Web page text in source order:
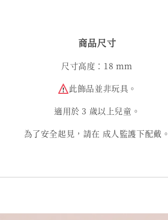
商品尺寸
尺寸高度：18 mm
此飾品並非玩具。
適用於 3 歲以上兒童。
為了安全起見，請在 成人監護下配戴。